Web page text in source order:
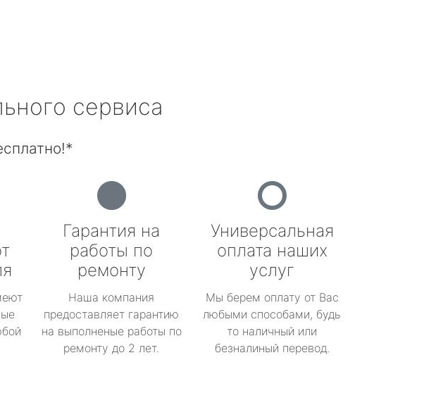
сервиса
Гарантия на
работы по
ремонту
Наша компания
предоставляет гарантию
на выполненые работы по
ремонту до 2 лет.
Универсальная
оплата наших
услуг
Мы берем оплату от Вас
любыми способами, будь
то наличный или
безналиный перевод.